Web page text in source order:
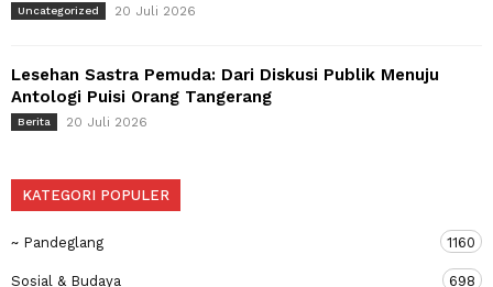
Uncategorized 20 Juli 2026
Lesehan Sastra Pemuda: Dari Diskusi Publik Menuju
Antologi Puisi Orang Tangerang
Berita 20 Juli 2026
KATEGORI POPULER
~ Pandeglang 1160
Sosial & Budaya 698